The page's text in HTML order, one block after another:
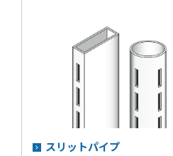
スリットパイプ